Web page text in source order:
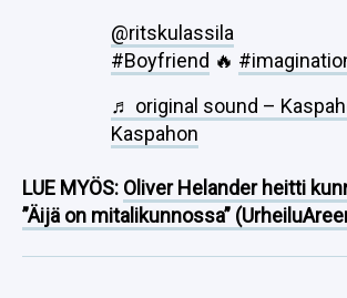
@ritskulassila
#Boyfriend 🔥
♬ original sound –
Kaspahon
LUE MYÖS: Oliver Helander heitti
”Äijä on mitalikunnossa”